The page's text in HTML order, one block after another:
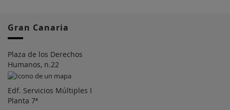
Gran Canaria
Plaza de los Derechos
Humanos, n.22
Edf. Servicios Múltiples I
Planta 7ª